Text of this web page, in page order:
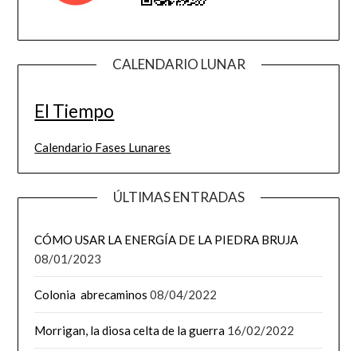
CALENDARIO LUNAR
El Tiempo
Calendario Fases Lunares
ÚLTIMAS ENTRADAS
CÓMO USAR LA ENERGÍA DE LA PIEDRA BRUJA
08/01/2023
Colonia abrecaminos 08/04/2022
Morrigan, la diosa celta de la guerra 16/02/2022